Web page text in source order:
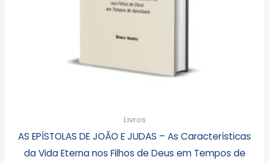
Livros
AS EPÍSTOLAS DE JOÃO E JUDAS – As Características
da Vida Eterna nos Filhos de Deus em Tempos de